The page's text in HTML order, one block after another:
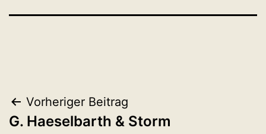
Beitragsnavigation
Vorheriger Beitrag
G. Haeselbarth & Storm